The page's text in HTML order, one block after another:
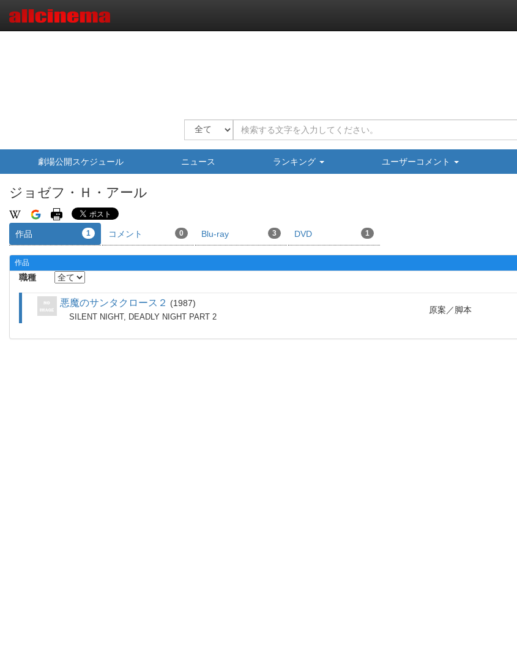
劇場公開スケジュール ニュース ランキング ユーザーコメント
ジョゼフ・Ｈ・アール
作品 1 コメント 0 Blu-ray 3 DVD 1
作品
職種
悪魔のサンタクロース２ 1987
SILENT NIGHT, DEADLY NIGHT PART 2
原案 脚本